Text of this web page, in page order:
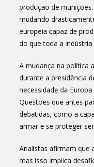
produção de
mudando
europeia capaz de
do que toda a
A mudança na política
durante a presidência
necessidade da
Questões que antes
debatidas, como a
armar e se proteger
Analistas afirmam que
mas isso implica